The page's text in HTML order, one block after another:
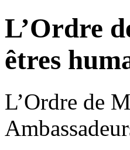
L’Ordre
êtres
L’Ordre de